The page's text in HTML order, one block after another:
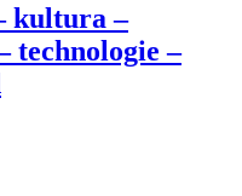
kultura –
technologie –